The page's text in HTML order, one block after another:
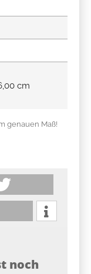
cm
genauen Maß!
noch